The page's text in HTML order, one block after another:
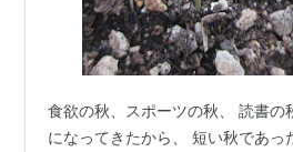
食欲の秋、スポーツの秋、 読書の
になってきたから、 短い秋であっ